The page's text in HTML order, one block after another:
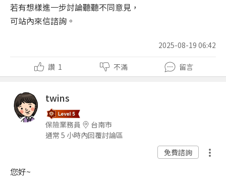
若有想樣進一步討論聽聽不同意見，
可站內來信諮詢。
2025-08-19 06:42
讚 1 不滿 留言
twins
保險業務員
台南市
通常 5 小時內回覆討論區
免費諮詢
您好~